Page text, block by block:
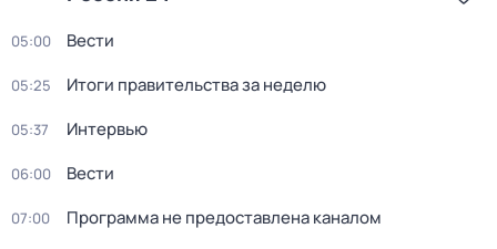
05:00 Вести
05:25 Итоги правительства за неделю
05:37 Интервью
06:00 Вести
07:00 Программа не предоставлена каналом